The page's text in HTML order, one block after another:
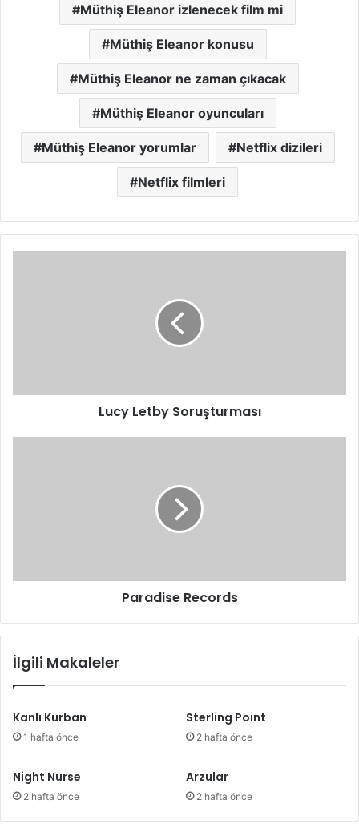
Müthiş Eleanor izlenecek film mi
Müthiş Eleanor konusu
Müthiş Eleanor ne zaman çıkacak
Müthiş Eleanor oyuncuları
Müthiş Eleanor yorumlar Netflix dizileri
Netflix filmleri
Lucy Letby Soruşturması
Paradise Records
İlgili Makaleler
Kanlı Kurban
1 hafta önce
Sterling Point
2 hafta önce
Night Nurse
2 hafta önce
Arzular
2 hafta önce